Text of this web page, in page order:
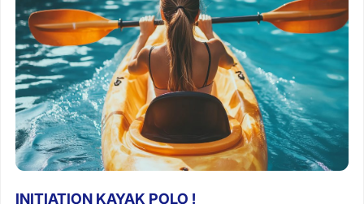
INITIATION KAYAK POLO !